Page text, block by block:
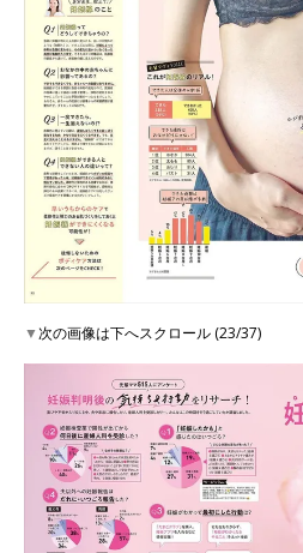
▼次の画像は下へスクロール (23/37)